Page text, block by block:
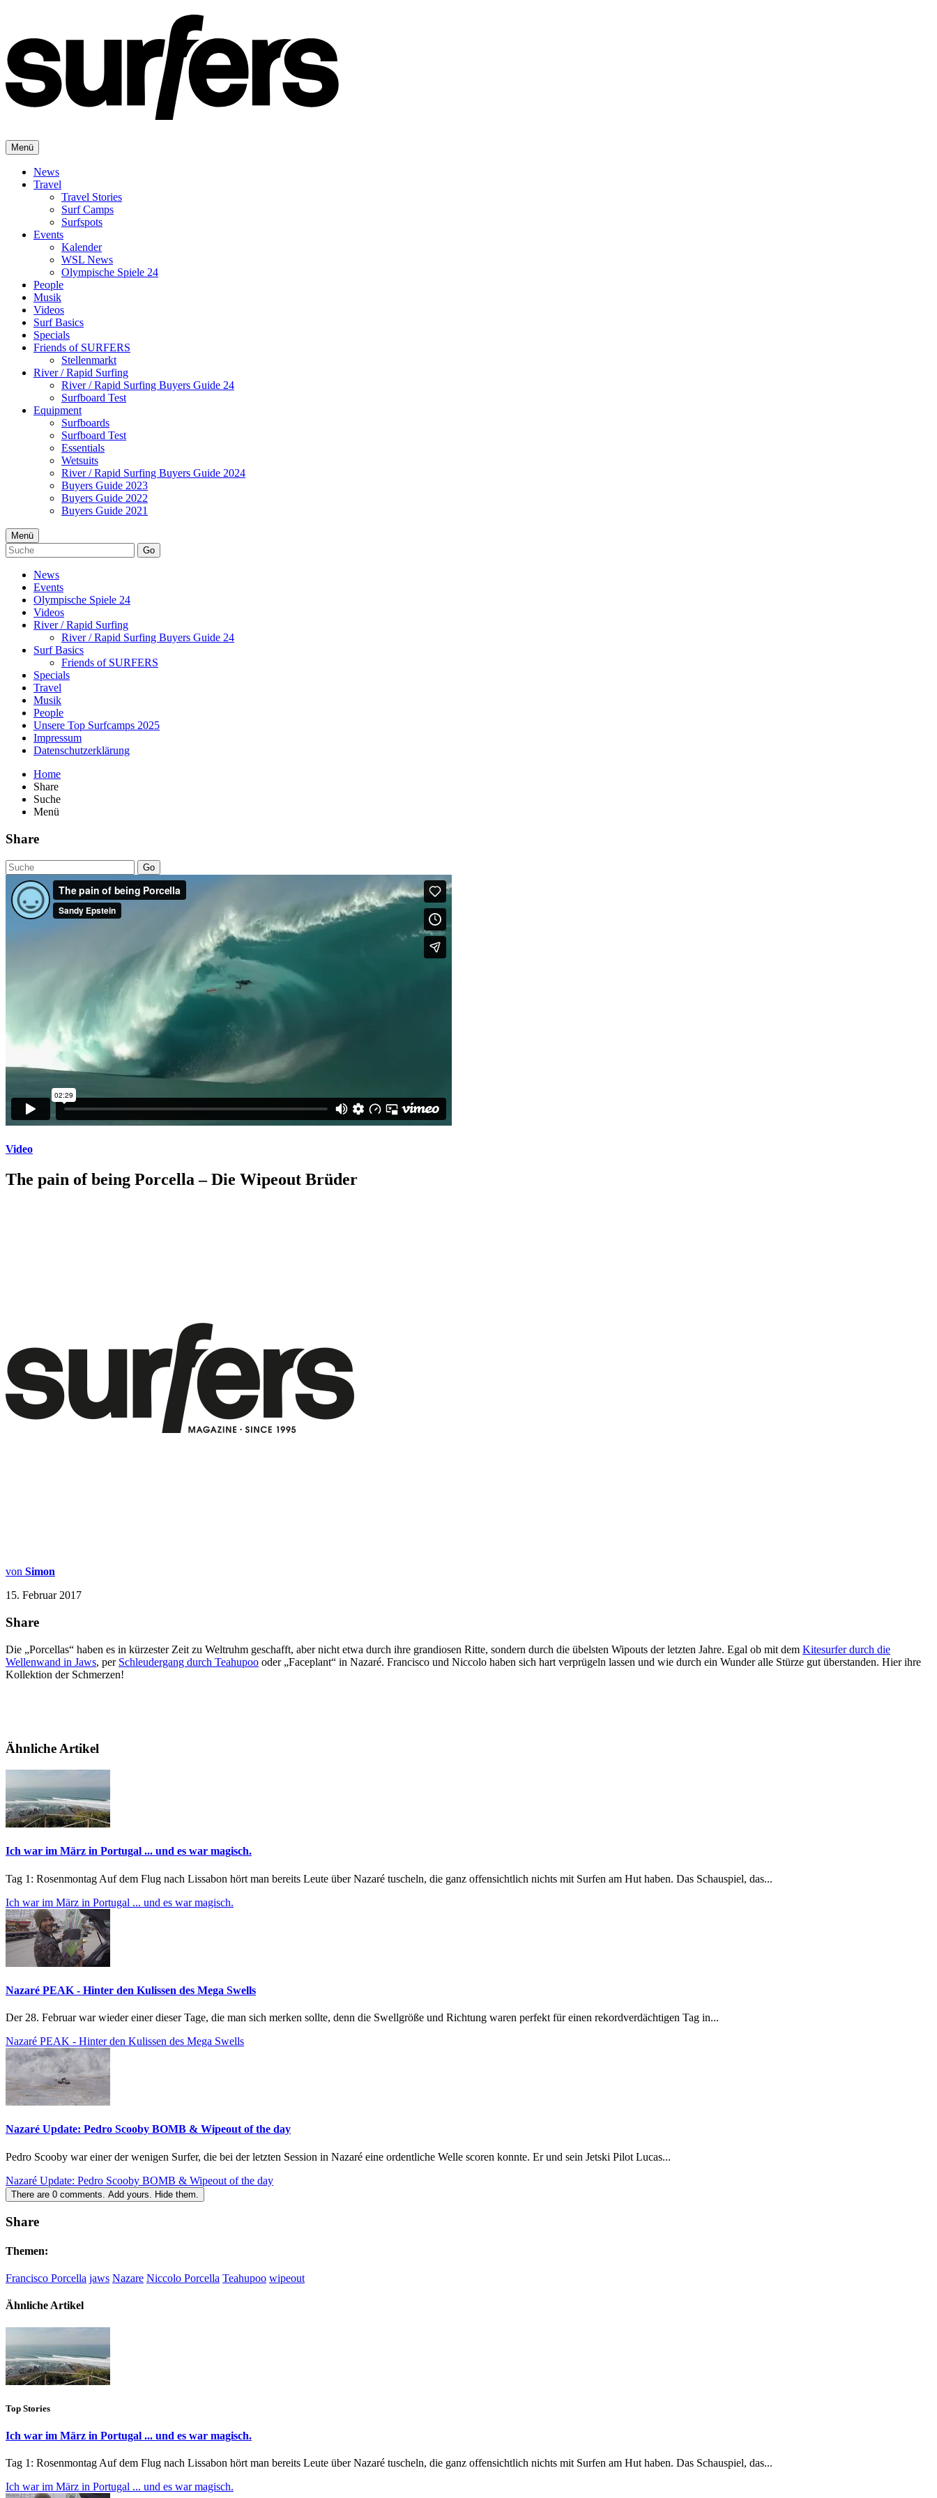
Menü
News
Travel
Travel Stories
Surf Camps
Surfspots
Events
Kalender
WSL News
Olympische Spiele 24
People
Musik
Videos
Surf Basics
Specials
Friends of SURFERS
Stellenmarkt
River / Rapid Surfing
River / Rapid Surfing Buyers Guide 24
Surfboard Test
Equipment
Surfboards
Surfboard Test
Essentials
Wetsuits
River / Rapid Surfing Buyers Guide 2024
Buyers Guide 2023
Buyers Guide 2022
Buyers Guide 2021
Menü
Go
News
Events
Olympische Spiele 24
Videos
River / Rapid Surfing
River / Rapid Surfing Buyers Guide 24
Surf Basics
Friends of SURFERS
Specials
Travel
Musik
People
Unsere Top Surfcamps 2025
Impressum
Datenschutzerklärung
Home
Share
Suche
Menü
Share
Go
Video
The pain of being Porcella – Die Wipeout Brüder
von Simon
15. Februar 2017
Share
Die „Porcellas“ haben es in kürzester Zeit zu Weltruhm geschafft, aber nicht etwa durch ihre grandiosen Ritte, sondern durch die übelsten Wipouts der letzten Jahre. Egal ob mit dem Kitesurfer durch die
Wellenwand in Jaws, per Schleudergang durch Teahupoo oder „Faceplant“ in Nazaré. Francisco und Niccolo haben sich hart verprügeln lassen und wie durch ein Wunder alle Stürze gut überstanden. Hier ihre
Kollektion der Schmerzen!
Ähnliche Artikel
Ich war im März in Portugal ... und es war magisch.
Tag 1: Rosenmontag Auf dem Flug nach Lissabon hört man bereits Leute über Nazaré tuscheln, die ganz offensichtlich nichts mit Surfen am Hut haben. Das Schauspiel, das...
Ich war im März in Portugal ... und es war magisch.
Nazaré PEAK - Hinter den Kulissen des Mega Swells
Der 28. Februar war wieder einer dieser Tage, die man sich merken sollte, denn die Swellgröße und Richtung waren perfekt für einen rekordverdächtigen Tag in...
Nazaré PEAK - Hinter den Kulissen des Mega Swells
Nazaré Update: Pedro Scooby BOMB & Wipeout of the day
Pedro Scooby war einer der wenigen Surfer, die bei der letzten Session in Nazaré eine ordentliche Welle scoren konnte. Er und sein Jetski Pilot Lucas...
Nazaré Update: Pedro Scooby BOMB & Wipeout of the day
There are 0 comments. Add yours. Hide them.
Share
Themen:
Francisco Porcella jaws Nazare Niccolo Porcella Teahupoo wipeout
Ähnliche Artikel
Top Stories
Ich war im März in Portugal ... und es war magisch.
Tag 1: Rosenmontag Auf dem Flug nach Lissabon hört man bereits Leute über Nazaré tuscheln, die ganz offensichtlich nichts mit Surfen am Hut haben. Das Schauspiel, das...
Ich war im März in Portugal ... und es war magisch.